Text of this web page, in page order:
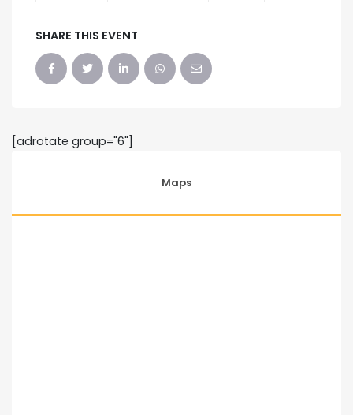
SHARE THIS EVENT
[adrotate group="6"]
Maps